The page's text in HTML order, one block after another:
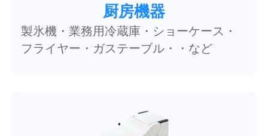
厨房機器
製氷機・業務用冷蔵庫・ショーケース・
フライヤー・ガステーブル・・など